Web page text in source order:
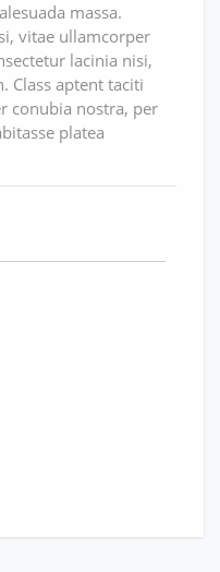
massa.
vitae ullamcorper
lacinia nisi,
Class aptent taciti
conubia nostra, per
platea